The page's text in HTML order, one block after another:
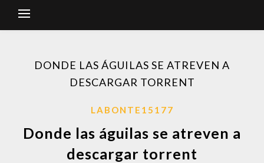
DONDE LAS ÁGUILAS SE ATREVEN A
DESCARGAR TORRENT
LABONTE15177
Donde las águilas se atreven a
descargar torrent